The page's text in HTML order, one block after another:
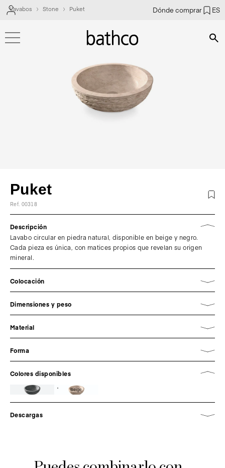
Dónde comprar ES
Lavabos Stone Puket
Puket
Ref. 00318
Descripción
Lavabo circular en piedra natural, disponible en beige y negro.
Cada pieza es única, con matices propios que revelan su origen
mineral.
Colocación
Dimensiones y peso
Material
Forma
Colores disponibles
Beige
Descargas